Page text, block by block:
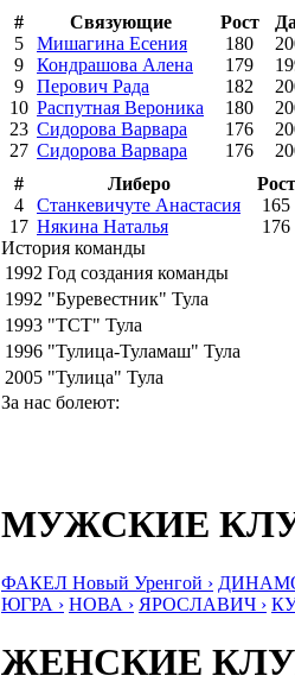
#
Связующие Рост
5
Мишагина Есения 180
9
Кондрашова Алена 179
9
Перович Рада 182
10 Распутная Вероника 180
23 Сидорова Варвара 176
27 Сидорова Варвара 176
#
Либеро Рост
4
Станкевичуте Анастасия 165
17 Някина Наталья 176
История команды
1992 Год создания команды
1992 "Буревестник" Тула
1993 "ТСТ" Тула
1996 "Тулица-Туламаш" Тула
2005 "Тулица" Тула
За нас болеют:
МУЖСКИЕ
ФАКЕЛ Новый Уренгой › ДИНАМО
ЮГРА › НОВА › ЯРОСЛАВИЧ ›
ЖЕНСКИЕ